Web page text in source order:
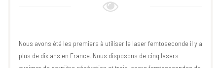
Nous avons été les premiers à utiliser le laser femtoseconde il y a
plus de dix ans en France. Nous disposons de cinq lasers